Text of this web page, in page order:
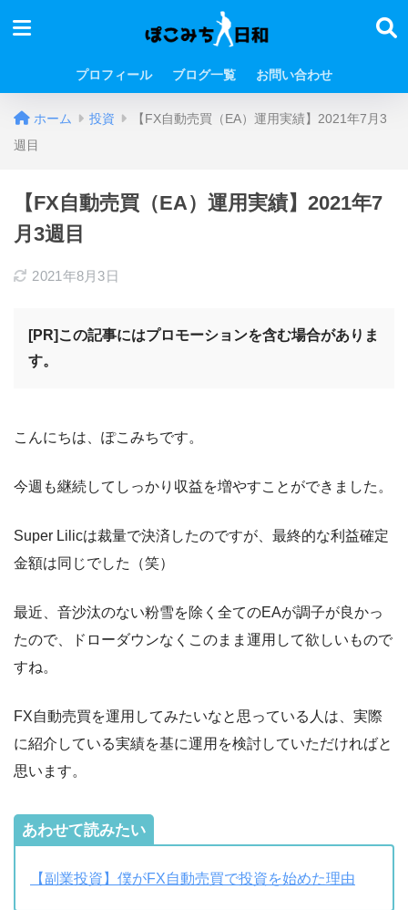
プロフィール ブログ一覧 お問い合わせ
ホーム 投資
【FX自動売買（EA）運用実績】2021年7月3
週目
【FX自動売買（EA）運用実績】2021年7
月3週目
2021年8月3日
[PR]この記事にはプロモーションを含む場合がありま
す。
こんにちは、ぽこみちです。
今週も継続してしっかり収益を増やすことができました。
Super Lilicは裁量で決済したのですが、最終的な利益確定
金額は同じでした（笑）
最近、音沙汰のない粉雪を除く全てのEAが調子が良かっ
たので、ドローダウンなくこのまま運用して欲しいもので
すね。
FX自動売買を運用してみたいなと思っている人は、実際
に紹介している実績を基に運用を検討していただければと
思います。
あわせて読みたい
【副業投資】僕がFX自動売買で投資を始めた理由